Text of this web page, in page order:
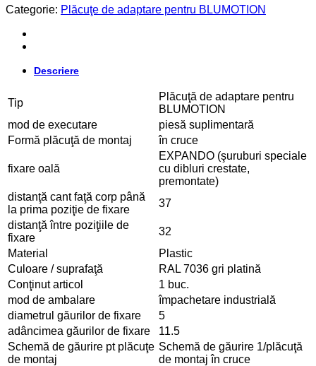
Categorie: Plăcuţe de adaptare pentru BLUMOTION
Descriere
Tip
Plăcuţă de adaptare pentru
BLUMOTION
mod de executare
piesă suplimentară
Formă plăcuţă de montaj
în cruce
fixare oală
EXPANDO (şuruburi speciale
cu dibluri crestate,
premontate)
distanţă cant faţă corp până
la prima poziţie de fixare
37
distanţă între poziţiile de
fixare
32
Material
Plastic
Culoare / suprafaţă
RAL 7036 gri platină
Conţinut articol
1 buc.
mod de ambalare
împachetare industrială
diametrul găurilor de fixare
5
adâncimea găurilor de fixare
11.5
Schemă de găurire pt plăcuţe
de montaj
Schemă de găurire 1/plăcuţă
de montaj în cruce